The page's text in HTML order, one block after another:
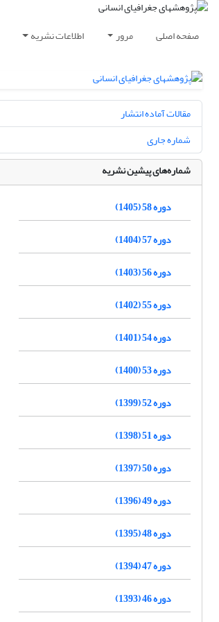
صفحه اصلی مرور اطلاعات نشریه
مقالات آماده انتشار
شماره جاری
شماره‌های پیشین نشریه
دوره 58 (1405)
دوره 57 (1404)
دوره 56 (1403)
دوره 55 (1402)
دوره 54 (1401)
دوره 53 (1400)
دوره 52 (1399)
دوره 51 (1398)
دوره 50 (1397)
دوره 49 (1396)
دوره 48 (1395)
دوره 47 (1394)
دوره 46 (1393)